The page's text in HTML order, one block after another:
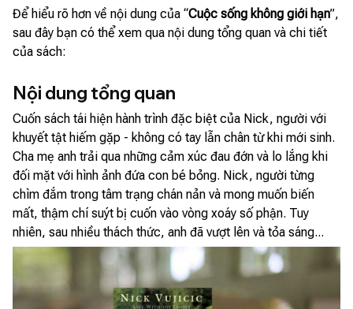
Để hiểu rõ hơn về nội dung của “Cuộc sống không giới hạn”,
sau đây bạn có thể xem qua nội dung tổng quan và chi tiết
của sách:
Nội dung tổng quan
Cuốn sách tái hiện hành trình đặc biệt của Nick, người với
khuyết tật hiếm gặp - không có tay lẫn chân từ khi mới sinh.
Cha mẹ anh trải qua những cảm xúc đau đớn và lo lắng khi
đối mặt với hình ảnh đứa con bé bỏng. Nick, người từng
chìm đắm trong tâm trạng chán nản và mong muốn biến
mất, thậm chí suýt bị cuốn vào vòng xoáy số phận. Tuy
nhiên, sau nhiều thách thức, anh đã vượt lên và tỏa sáng...